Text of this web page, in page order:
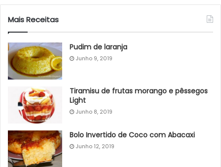
Mais Receitas
Pudim de laranja
Junho 9, 2019
Tiramisu de frutas morango e pêssegos
Light
Junho 8, 2019
Bolo Invertido de Coco com Abacaxi
Junho 12, 2019